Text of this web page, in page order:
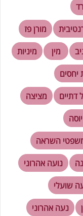
מורן פז
מין
מיניות
יחסים
דתיים
מציצה
השראה
נועה אהרוני
שועלי
נעה אהרוני